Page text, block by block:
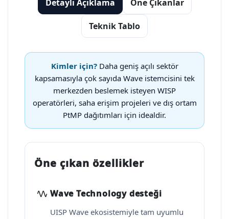
Detaylı Açıklama Öne Çıkanlar
Teknik Tablo
Kimler için?Daha geniş açılı sektör
kapsamasıyla çok sayıda Wave istemcisini tek
merkezden beslemek isteyen WISP
operatörleri, saha erişim projeleri ve dış ortam
PtMP dağıtımları için idealdir.
Öne çıkan özellikler
Wave Technology desteği
UISP Wave ekosistemiyle tam uyumlu